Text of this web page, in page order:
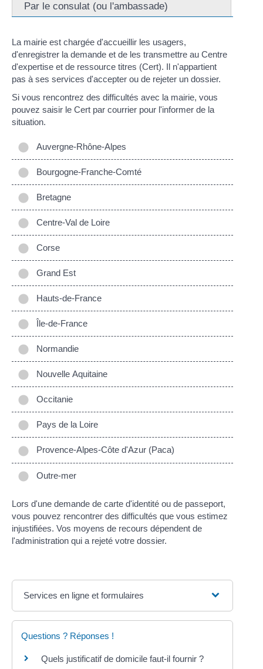
Par le consulat (ou l'ambassade)
La mairie est chargée d'accueillir les usagers,
d'enregistrer la demande et de les transmettre au Centre
d'expertise et de ressource titres (Cert). Il n'appartient
pas à ses services d'accepter ou de rejeter un dossier.
Si vous rencontrez des difficultés avec la mairie, vous
pouvez saisir le Cert par courrier pour l'informer de la
situation.
Auvergne-Rhône-Alpes
Bourgogne-Franche-Comté
Bretagne
Centre-Val de Loire
Corse
Grand Est
Hauts-de-France
Île-de-France
Normandie
Nouvelle Aquitaine
Occitanie
Pays de la Loire
Provence-Alpes-Côte d'Azur (Paca)
Outre-mer
Lors d'une demande de carte d'identité ou de passeport,
vous pouvez rencontrer des difficultés que vous estimez
injustifiées. Vos moyens de recours dépendent de
l'administration qui a rejeté votre dossier.
Services en ligne et formulaires
Questions ? Réponses !
Quels justificatif de domicile faut-il fournir ?